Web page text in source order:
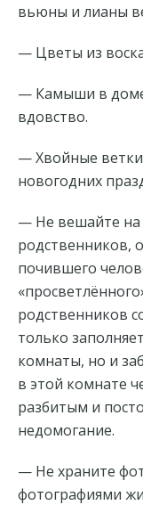
вьюны и лианы
— Цветы из
— Камыши в
вдовство.
— Хвойные
новогодних
— Не вешайте
родственников,
почившего
родственников
только
комнаты, но и
в этой комнате
разбитым и
недомогание.
— Не храните
фотографиями